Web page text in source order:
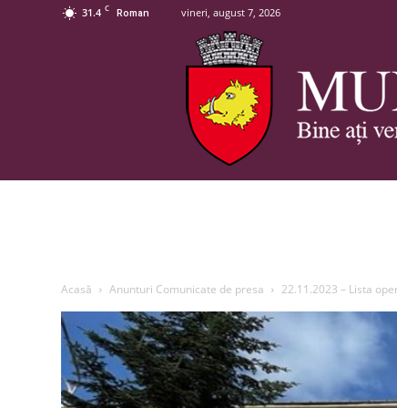
31.4 C Roman vineri, august 7, 2026
Acasă Anunturi Comunicate de presa 22.11.2023 – Lista